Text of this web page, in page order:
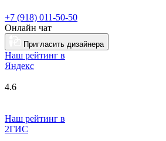
+7 (918) 011-50-50
Онлайн чат
Пригласить дизайнера
Наш рейтинг в
Яндекс
4.6
Наш рейтинг в
2ГИС